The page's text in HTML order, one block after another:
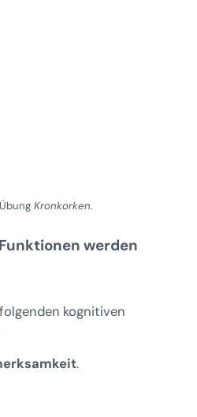
Kronkorken.
werden
kognitiven
.